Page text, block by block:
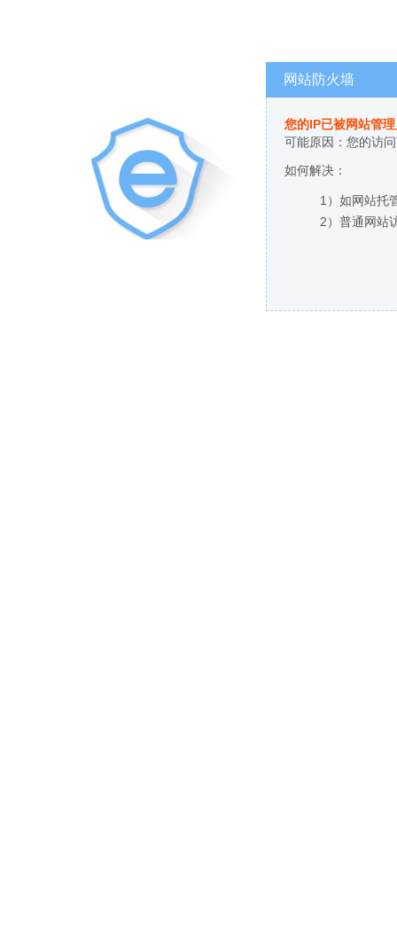
网站防火墙
您的IP已被网站管
可能原因：您的访
如何解决：
1）如网站托
2）普通网站